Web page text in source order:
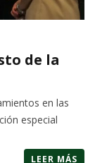
de la
en las
especial
LEER MÁS